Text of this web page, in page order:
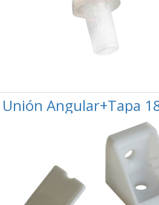
Unión Angular+Tapa